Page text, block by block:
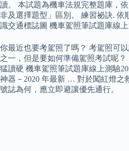
讀。 本試題為機車法規完整題庫，
非及選擇題型」區別。 練習祕訣. 依
識交通標誌圖 機車駕照筆試題庫線
你最近也要考駕照了嗎？ 考駕照可
之一，但是要如何準備駕照考試呢
猛讀硬 機車駕照筆試題庫線上測驗
神器－2020 年最新 … 對於闖紅燈之
號誌為何，應立即避讓優先通行。